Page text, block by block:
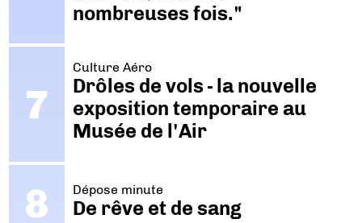
nombreuses fois."
Culture Aéro
Drôles de vols - la nouvelle
exposition temporaire au
Musée de l'Air
Dépose minute
De rêve et de sang